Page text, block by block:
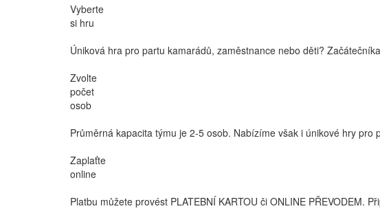
Vyberte
si hru
Úniková hra pro partu kamarádů, zaměstnance nebo děti?
Zvolte
počet
osob
Průměrná kapacita týmu je 2-5 osob. Nabízíme však i únikové hry pro
Zaplaťte
online
Platbu můžete provést PLATEBNÍ KARTOU či ONLINE PŘEVODEM.